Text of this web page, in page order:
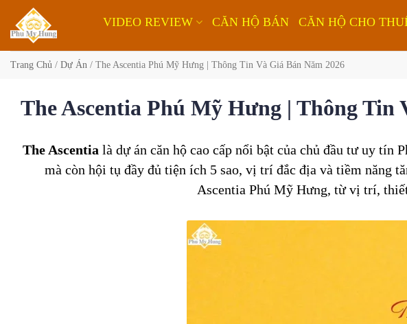
qua
nội
VIDEO REVIEW CĂN HỘ BÁN CĂN HỘ CHO
Trang Chủ / Dự Án / The Ascentia Phú Mỹ Hưng | Thông Tin Và Giá Bán Năm 2026
The Ascentia Phú Mỹ Hưng | Thông Tin
The Ascentia là dự án căn hộ cao cấp nổi bật của chủ đầu tư uy tín
mà còn hội tụ đầy đủ tiện ích 5 sao, vị trí đắc địa và tiềm năng
Ascentia Phú Mỹ Hưng, từ vị trí,